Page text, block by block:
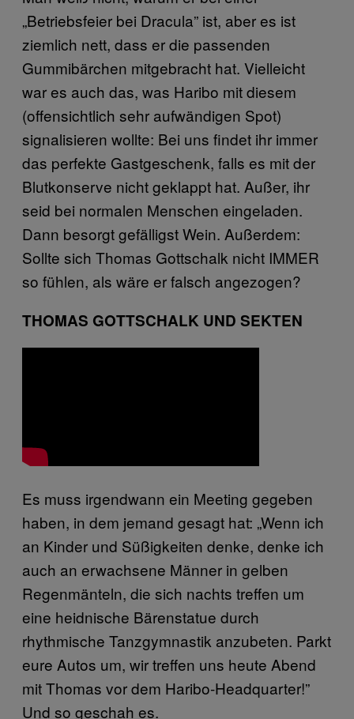
„Betriebsfeier bei Dracula” ist, aber es ist
ziemlich nett, dass er die passenden
Gummibärchen mitgebracht hat. Vielleicht
war es auch das, was Haribo mit diesem
(offensichtlich sehr aufwändigen Spot)
signalisieren wollte: Bei uns findet ihr immer
das perfekte Gastgeschenk, falls es mit der
Blutkonserve nicht geklappt hat. Außer, ihr
seid bei normalen Menschen eingeladen.
Dann besorgt gefälligst Wein. Außerdem:
Sollte sich Thomas Gottschalk nicht IMMER
so fühlen, als wäre er falsch angezogen?
THOMAS GOTTSCHALK UND SEKTEN
Es muss irgendwann ein Meeting gegeben
haben, in dem jemand gesagt hat: „Wenn ich
an Kinder und Süßigkeiten denke, denke ich
auch an erwachsene Männer in gelben
Regenmänteln, die sich nachts treffen um
eine heidnische Bärenstatue durch
rhythmische Tanzgymnastik anzubeten. Parkt
eure Autos um, wir treffen uns heute Abend
mit Thomas vor dem Haribo-Headquarter!”
Und so geschah es.